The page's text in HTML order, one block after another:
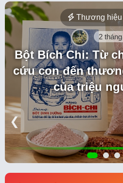
Thương hiệu
2
Bột Bích Chi: Từ
cứu con đến
của triệu
❮